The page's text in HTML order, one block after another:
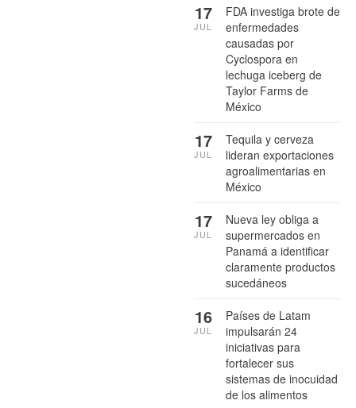
FDA investiga brote de
enfermedades
causadas por
Cyclospora en
lechuga iceberg de
Taylor Farms de
México
17
JUL
Tequila y cerveza
lideran exportaciones
agroalimentarias en
México
17
JUL
Nueva ley obliga a
supermercados en
Panamá a identificar
claramente productos
sucedáneos
17
JUL
Países de Latam
impulsarán 24
iniciativas para
fortalecer sus
sistemas de inocuidad
de los alimentos
16
JUL